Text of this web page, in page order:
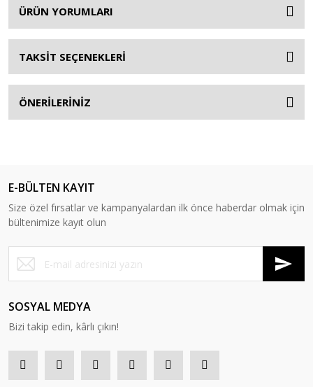
ÜRÜN YORUMLARI
TAKSİT SEÇENEKLERİ
ÖNERİLERİNİZ
E-BÜLTEN KAYIT
Size özel fırsatlar ve kampanyalardan ilk önce haberdar olmak için
bültenimize kayıt olun
SOSYAL MEDYA
Bizi takip edin, kârlı çıkın!